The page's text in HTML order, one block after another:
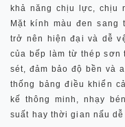
khả năng chịu lực, chịu
Mặt kính màu đen sang
trở nên hiện đại và dễ
của bếp làm từthép sơn
sét, đảm bảo độ bền và
thống bảng điều khiển
kế thông minh, nhạy
suất hay thời gian nấu